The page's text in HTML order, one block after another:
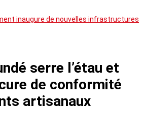
inaugure de nouvelles infrastructures
serre l’étau et
de conformité
artisanaux